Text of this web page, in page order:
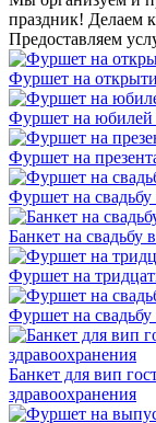
праздник! Делаем
Предоставляем
Фуршет на
Фуршет на юбилей
Фуршет на
Фуршет на свадьбу
Банкет на свадьбу
Фуршет на
Фуршет на
Банкет для вип
здравоохранения